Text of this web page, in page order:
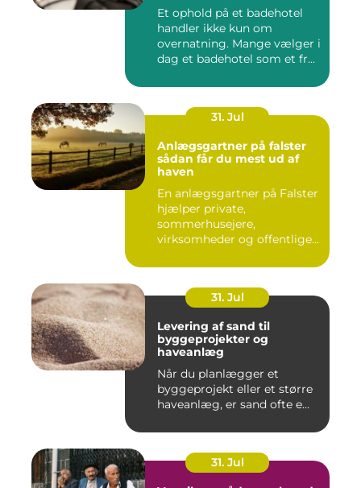
Et ophold på et badehotel
handler ikke kun om
overnatning. Mange vælger i
dag et badehotel som et fr...
31. Jul
Anlægsgartner på falster
sådan får du mest ud af
haven
En anlægsgartner på Falster
hjælper private,
sommerhusejere,
virksomheder og offentlige
31. Jul
Levering af sand til
byggeprojekter og
haveanlæg
Når du planlægger et
byggeprojekt eller et større
haveanlæg, er sand ofte e...
31. Jul